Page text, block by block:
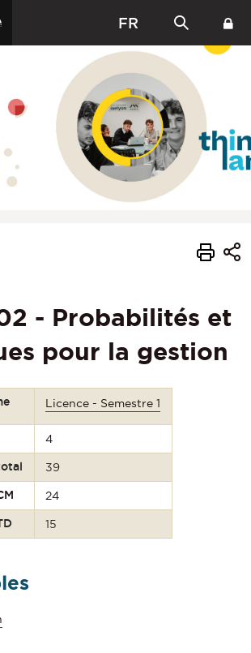
FR
- Probabilités et
pour la gestion
Licence - Semestre 1
4
39
24
15